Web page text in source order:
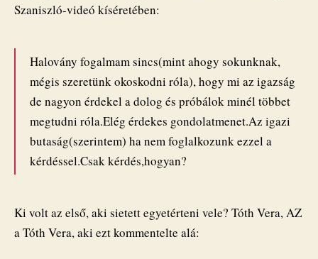
Szaniszló-videó kíséretében:
Halovány fogalmam sincs(mint ahogy sokunknak,
mégis szeretünk okoskodni róla), hogy mi az igazság
de nagyon érdekel a dolog és próbálok minél többet
megtudni róla.Elég érdekes gondolatmenet.Az igazi
butaság(szerintem) ha nem foglalkozunk ezzel a
kérdéssel.Csak kérdés,hogyan?
Ki volt az első, aki sietett egyetérteni vele? Tóth Vera, AZ
a Tóth Vera, aki ezt kommentelte alá: